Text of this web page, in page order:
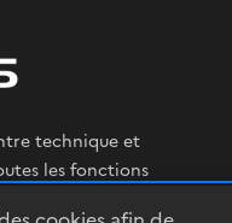
technique et
les fonctions